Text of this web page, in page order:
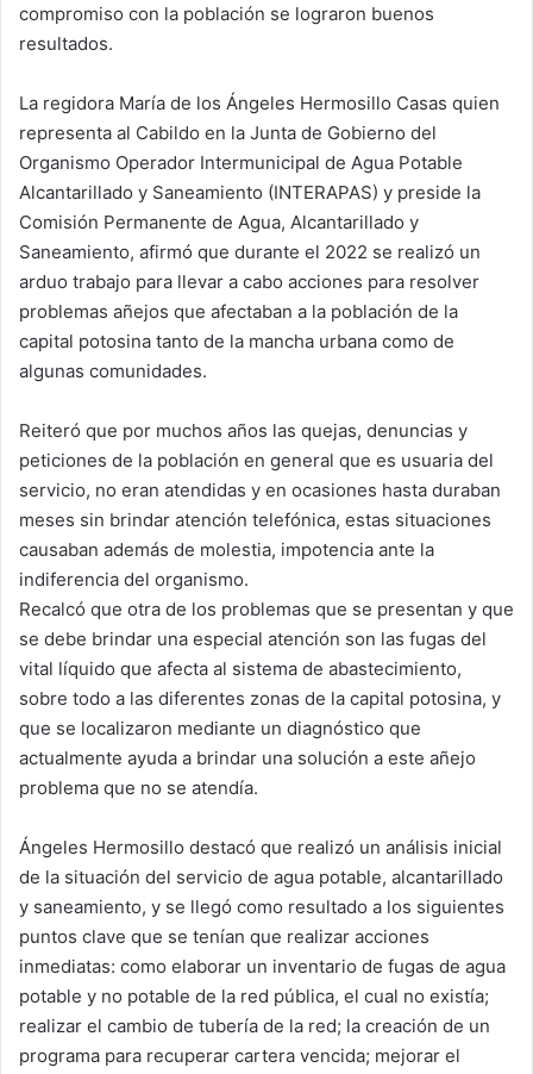
compromiso con la población se lograron buenos
resultados.
La regidora María de los Ángeles Hermosillo Casas quien
representa al Cabildo en la Junta de Gobierno del
Organismo Operador Intermunicipal de Agua Potable
Alcantarillado y Saneamiento (INTERAPAS) y preside la
Comisión Permanente de Agua, Alcantarillado y
Saneamiento, afirmó que durante el 2022 se realizó un
arduo trabajo para llevar a cabo acciones para resolver
problemas añejos que afectaban a la población de la
capital potosina tanto de la mancha urbana como de
algunas comunidades.
Reiteró que por muchos años las quejas, denuncias y
peticiones de la población en general que es usuaria del
servicio, no eran atendidas y en ocasiones hasta duraban
meses sin brindar atención telefónica, estas situaciones
causaban además de molestia, impotencia ante la
indiferencia del organismo.
Recalcó que otra de los problemas que se presentan y que
se debe brindar una especial atención son las fugas del
vital líquido que afecta al sistema de abastecimiento,
sobre todo a las diferentes zonas de la capital potosina, y
que se localizaron mediante un diagnóstico que
actualmente ayuda a brindar una solución a este añejo
problema que no se atendía.
Ángeles Hermosillo destacó que realizó un análisis inicial
de la situación del servicio de agua potable, alcantarillado
y saneamiento, y se llegó como resultado a los siguientes
puntos clave que se tenían que realizar acciones
inmediatas: como elaborar un inventario de fugas de agua
potable y no potable de la red pública, el cual no existía;
realizar el cambio de tubería de la red; la creación de un
programa para recuperar cartera vencida; mejorar el